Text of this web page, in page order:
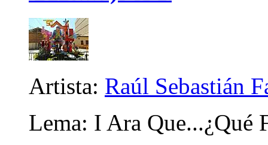
Artista: Raúl Sebastián
Lema: I Ara Que...¿Qué